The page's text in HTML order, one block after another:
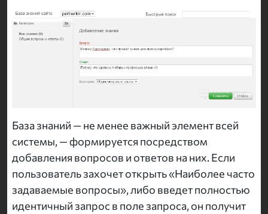
База знаний — не менее важный элемент всей
системы, — формируется посредством
добавления вопросов и ответов на них. Если
пользователь захочет открыть «Наиболее часто
задаваемые вопросы», либо введет полностью
идентичный запрос в поле запроса, он получит